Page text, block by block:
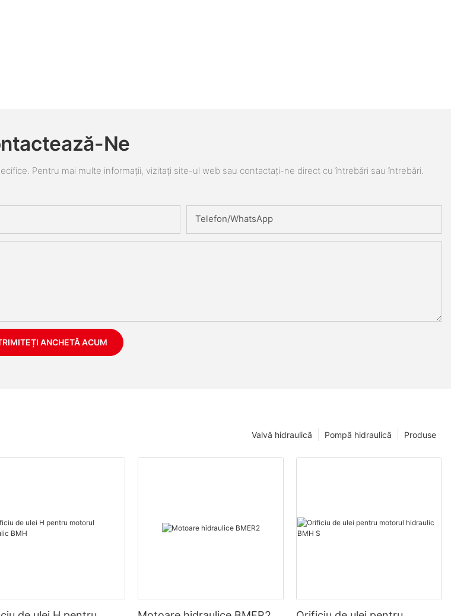
Ne
Pentru mai multe informații, vizitați site-ul web sau contactați-ne direct cu întrebări sau întrebări.
Telefon/WhatsApp
ANCHETĂ ACUM
Produse
Pompă hidraulică
Valvă hidraulică